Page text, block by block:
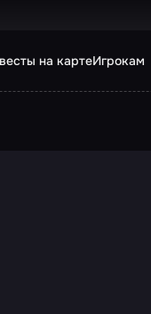
на картеИгрокам